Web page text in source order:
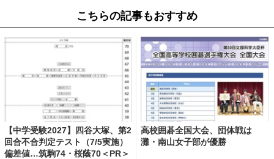
こちらの記事もおすすめ
【中学受験2027】四谷大塚、第2
回合不合判定テスト（7/5実施）
偏差値…筑駒74・桜蔭70＜PR＞
高校囲碁全国大会、団体戦は
灘・南山女子部が優勝